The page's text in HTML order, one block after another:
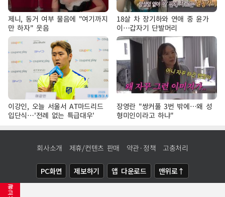
광
고
제니, 동거 여부 물음에 "여기까지
만 하자" 웃음
18살 차 장기하와 연애 중 윤가
이…갑자기 단발머리
이강인, 오늘 서울서 AT마드리드
입단식…'전례 없는 특급대우'
장영란 "쌍커풀 3번 밖에…왜 성
형미인이라고 하냐"
회사소개 제휴/컨텐츠 판매 약관·정책 고충처리
PC화면 제보하기 앱 다운로드 맨위로↑